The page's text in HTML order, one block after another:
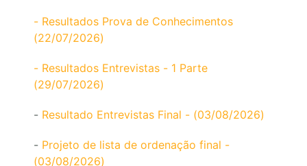
- Resultados Prova de Conhecimentos
(22/07/2026)
- Resultados Entrevistas - 1 Parte
(29/07/2026)
- Resultado Entrevistas Final - (03/08/2026)
- Projeto de lista de ordenação final -
(03/08/2026)